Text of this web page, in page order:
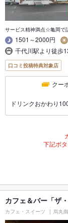
サービス精神満点☆亀岡で
1501～2000円
千代川駅より徒歩
口コミ投稿特典対象店
クー
ドリンクおかわり
下記ボ
カフェ＆バー「ザ
カフェ・スイーツ 烏丸